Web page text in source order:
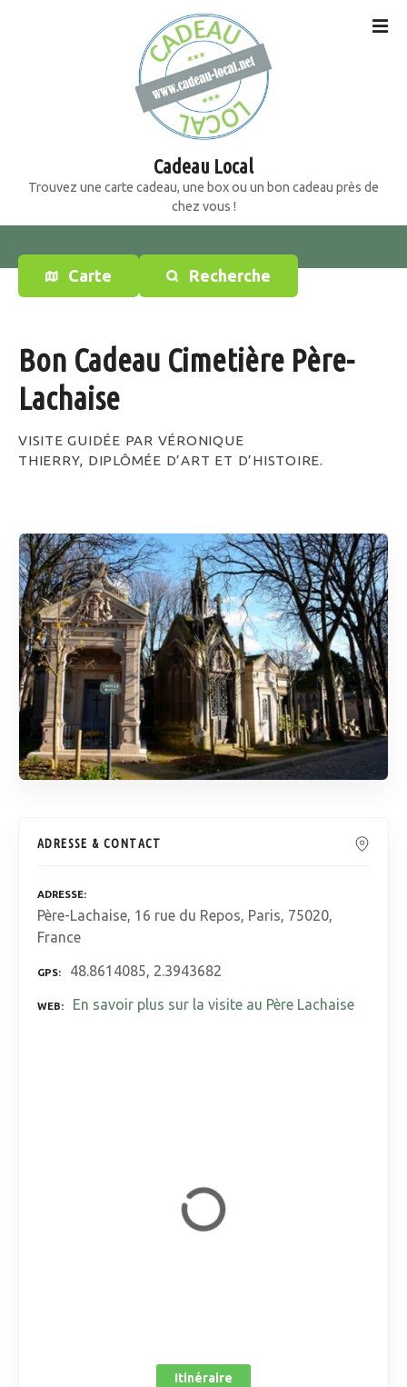
e
t
Cadeau Local
Trouvez une carte cadeau, une box ou un bon cadeau près de
chez vous !
Carte Recherche
Bon Cadeau Cimetière Père-
Lachaise
VISITE GUIDÉE PAR VÉRONIQUE
THIERRY, DIPLÔMÉE D’ART ET D’HISTOIRE.
ADRESSE & CONTACT
ADRESSE
Père-Lachaise, 16 rue du Repos, Paris, 75020,
France
GPS 48.8614085, 2.3943682
WEB En savoir plus sur la visite au Père Lachaise
Itinéraire